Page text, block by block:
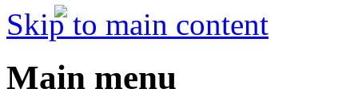
Skip to main content
Main menu